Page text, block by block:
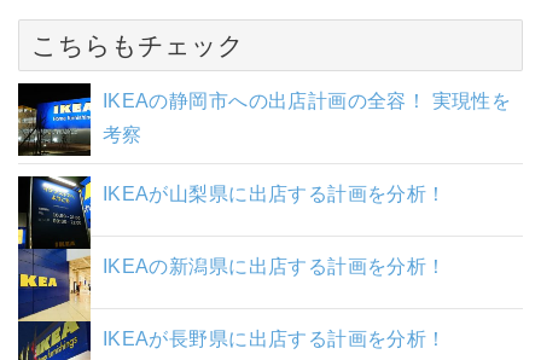
こちらもチェック
IKEAの静岡市への出店計画の全容！ 実現性を
考察
IKEAが山梨県に出店する計画を分析！
IKEAの新潟県に出店する計画を分析！
IKEAが長野県に出店する計画を分析！